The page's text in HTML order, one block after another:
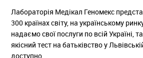
Лабораторія Медікал Геномекс
300 країнах світу, на українському
надаємо свої послуги по всій Україні,
якісний тест на батьківство у
доступно.